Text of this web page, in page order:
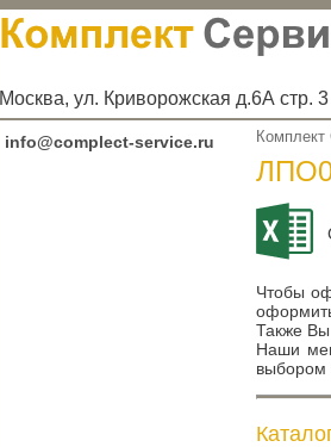
Москва, ул. Криворожская д.6А стр. 3
info@complect-service.ru Комплект
Чтобы
Также Вы
Наши
выбором